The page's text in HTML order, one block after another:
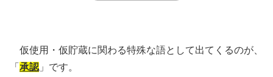
仮使用・仮貯蔵に関わる特殊な語として出てくるのが、
「 承認 」です。